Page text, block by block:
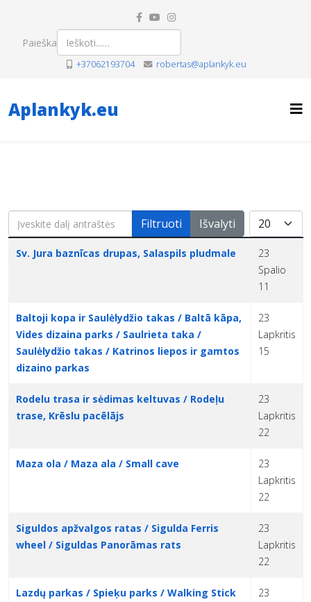
Paieška
+37062193704 robertas@aplankyk.eu
Aplankyk.eu
Įveskite dalį antraštės Filtruoti Išvalyti Rodyti po
Pavadinimas Sukūrimo data
Sv. Jura baznīcas drupas, Salaspils pludmale
23
Spalio
11
Baltoji kopa ir Saulėlydžio takas / Baltā kāpa,
Vides dizaina parks / Saulrieta taka /
Saulėlydžio takas / Katrinos liepos ir gamtos
dizaino parkas
23
Lapkritis
15
Rodelu trasa ir sėdimas keltuvas / Rodeļu
trase, Krēslu pacēlājs
23
Lapkritis
22
Maza ola / Maza ala / Small cave
23
Lapkritis
22
Siguldos apžvalgos ratas / Sigulda Ferris
wheel / Siguldas Panorāmas rats
23
Lapkritis
22
Lazdų parkas / Spieķu parks / Walking Stick
23